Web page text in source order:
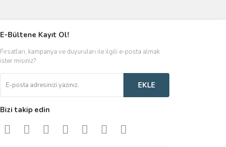
E-Bültene Kayıt Ol!
Fırsatları, kampanya ve duyuruları ile ilgili e-posta almak
ister misiniz?
EKLE
Bizi takip edin